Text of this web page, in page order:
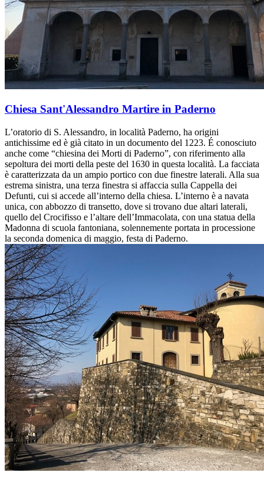
Chiesa Sant'Alessandro Martire in Paderno
L’oratorio di S. Alessandro, in località Paderno, ha origini
antichissime ed è già citato in un documento del 1223. É conosciuto
anche come “chiesina dei Morti di Paderno”, con riferimento alla
sepoltura dei morti della peste del 1630 in questa località. La facciata
è caratterizzata da un ampio portico con due finestre laterali. Alla sua
estrema sinistra, una terza finestra si affaccia sulla Cappella dei
Defunti, cui si accede all’interno della chiesa. L’interno è a navata
unica, con abbozzo di transetto, dove si trovano due altari laterali,
quello del Crocifisso e l’altare dell’Immacolata, con una statua della
Madonna di scuola fantoniana, solennemente portata in processione
la seconda domenica di maggio, festa di Paderno.